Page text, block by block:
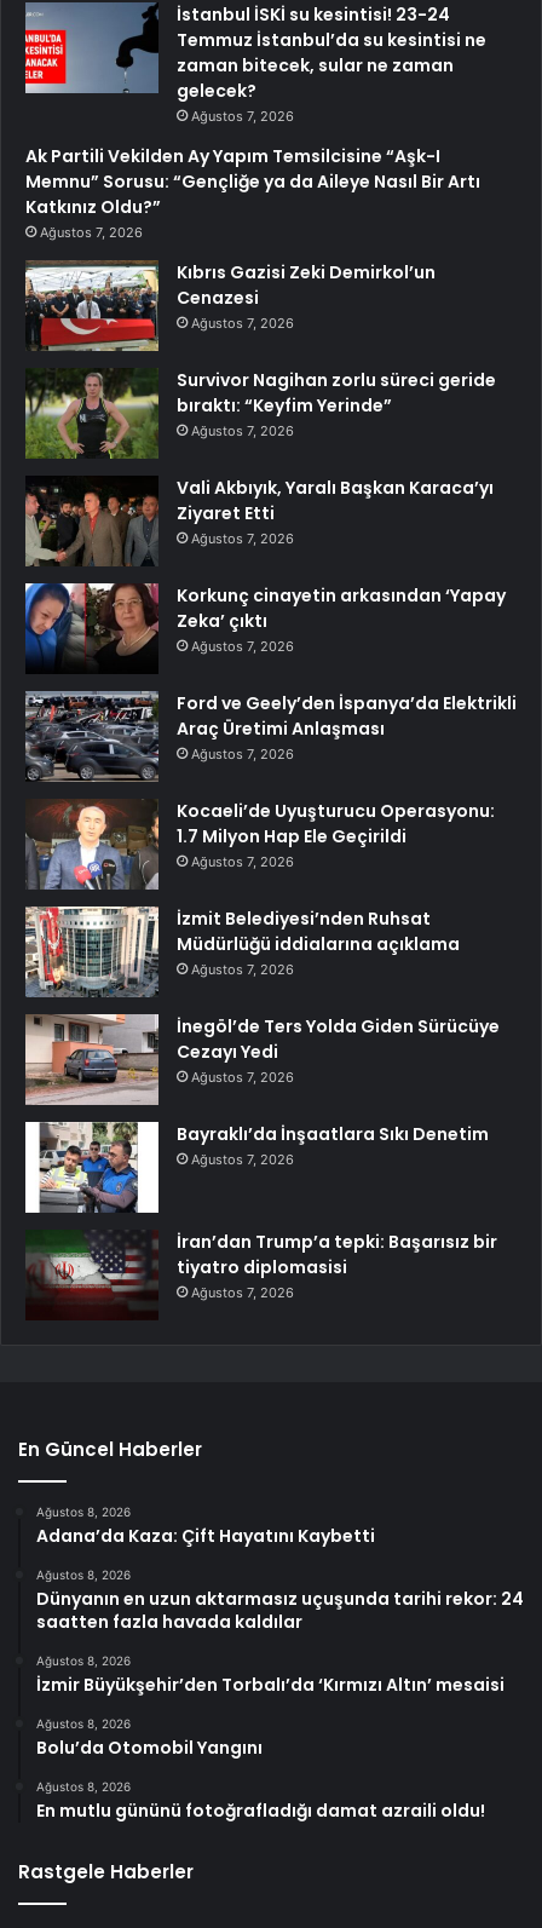
İstanbul İSKİ su kesintisi! 23-24
Temmuz İstanbul’da su kesintisi ne
zaman bitecek, sular ne zaman
gelecek?
Ağustos 7, 2026
Ak Partili Vekilden Ay Yapım Temsilcisine “Aşk-I
Memnu” Sorusu: “Gençliğe ya da Aileye Nasıl Bir Artı
Katkınız Oldu?”
Ağustos 7, 2026
Kıbrıs Gazisi Zeki Demirkol’un
Cenazesi
Ağustos 7, 2026
Survivor Nagihan zorlu süreci geride
bıraktı: “Keyfim Yerinde”
Ağustos 7, 2026
Vali Akbıyık, Yaralı Başkan Karaca’yı
Ziyaret Etti
Ağustos 7, 2026
Korkunç cinayetin arkasından ‘Yapay
Zeka’ çıktı
Ağustos 7, 2026
Ford ve Geely’den İspanya’da Elektrikli
Araç Üretimi Anlaşması
Ağustos 7, 2026
Kocaeli’de Uyuşturucu Operasyonu:
1.7 Milyon Hap Ele Geçirildi
Ağustos 7, 2026
İzmit Belediyesi’nden Ruhsat
Müdürlüğü iddialarına açıklama
Ağustos 7, 2026
İnegöl’de Ters Yolda Giden Sürücüye
Cezayı Yedi
Ağustos 7, 2026
Bayraklı’da İnşaatlara Sıkı Denetim
Ağustos 7, 2026
İran’dan Trump’a tepki: Başarısız bir
tiyatro diplomasisi
Ağustos 7, 2026
En Güncel Haberler
Ağustos 8, 2026
Adana’da Kaza: Çift Hayatını Kaybetti
Ağustos 8, 2026
Dünyanın en uzun aktarmasız uçuşunda tarihi rekor: 24
saatten fazla havada kaldılar
Ağustos 8, 2026
İzmir Büyükşehir’den Torbalı’da ‘Kırmızı Altın’ mesaisi
Ağustos 8, 2026
Bolu’da Otomobil Yangını
Ağustos 8, 2026
En mutlu gününü fotoğrafladığı damat azraili oldu!
Rastgele Haberler